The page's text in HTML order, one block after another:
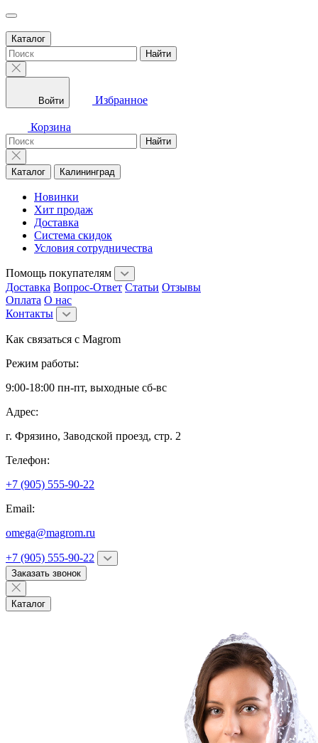
Каталог
Найти
Войти Избранное
Корзина
Найти
Каталог Калининград
Новинки
Хит продаж
Доставка
Система скидок
Условия сотрудничества
Помощь покупателям
Доставка Вопрос-Ответ Статьи Отзывы
Оплата О нас
Контакты
Как связаться с Magrom
Режим работы:
9:00-18:00 пн-пт, выходные сб-вс
Адрес:
г. Фрязино, Заводской проезд, стр. 2
Телефон:
+7 (905) 555-90-22
Email:
omega@magrom.ru
+7 (905) 555-90-22
Заказать звонок
Каталог